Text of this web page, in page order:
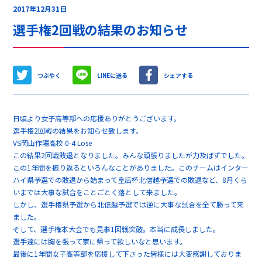
2017年12月31日
選手権2回戦の結果のお知らせ
つぶやく LINEに送る シェアする
日頃より女子高等部への応援ありがとうございます。
選手権2回戦の結果をお知らせ致します。
VS岡山作陽高校 0-4 Lose
この結果2回戦敗退となりました。みんな頑張りましたが力及ばずでした。
この1年間を振り返るといろんなことがありました。このチームはインター
ハイ県予選での敗退から始まって皇后杯北信越予選での敗退など、8月くら
いまでは大事な試合をことごとく落として来ました。
しかし、選手権県予選から北信越予選では逆に大事な試合を全て勝って来
ました。
そして、選手権本大会でも見事1回戦突破。本当に成長しました。
選手達には胸を張って家に帰って欲しいなと思います。
最後に1年間女子高等部を応援して下さった皆様には大変感謝しておりま